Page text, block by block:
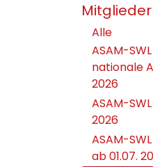
Mitglieder
Alle
ASAM-
nationale
2026
ASAM-
2026
ASAM-
ab 01.07.